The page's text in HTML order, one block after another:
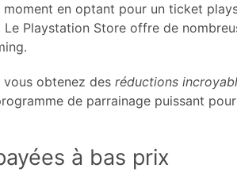
en optant pour un ticket
Playstation Store offre de
vous obtenez des réductions
de parrainage puissant
à bas prix